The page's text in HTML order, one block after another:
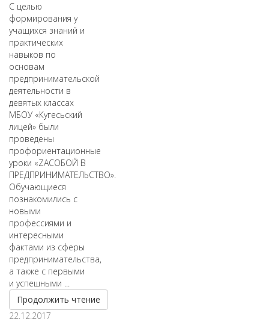
С целью
формирования у
учащихся знаний и
практических
навыков по
основам
предпринимательской
деятельности в
девятых классах
МБОУ «Кугесьский
лицей» были
проведены
профориентационные
уроки «ZAСОБОЙ В
ПРЕДПРИНИМАТЕЛЬСТВО».
Обучающиеся
познакомились с
новыми
профессиями и
интересными
фактами из сферы
предпринимательства,
а также с первыми
и успешными ...
Продолжить чтение
22.12.2017